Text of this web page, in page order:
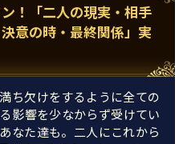
！「二人の現実・相手
意の時・最終関係」実
ち欠けをするように全ての
影響を少なからず受けてい
なた達も。二人にこれから